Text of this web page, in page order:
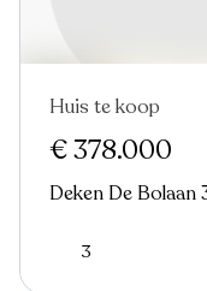
Huis te koop
€ 378.000
Deken De
3